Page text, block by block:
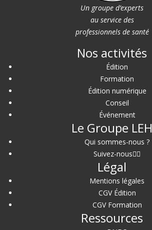
Un groupe d’experts
au service des
professionnels de santé
Nos activités
Édition
Formation
Édition numérique
Conseil
Événement
Le Groupe LEH
Qui sommes-nous ?
Suivez-nous
Légal
Mentions légales
CGV Édition
CGV Formation
Ressources